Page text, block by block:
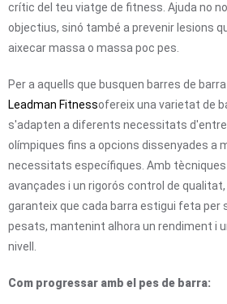
crític del teu viatge de fitness. Ajuda no
objectius, sinó també a prevenir lesions
aixecar massa o massa poc pes.
Per a aquells que busquen barres de
Leadman Fitnessofereix una varietat de
s'adapten a diferents necessitats
olímpiques fins a opcions dissenyades a
necessitats específiques. Amb
avançades i un rigorós control de
garanteix que cada barra estigui feta per
pesats, mantenint alhora un rendiment i
nivell.
Com progressar amb el pes de barra: